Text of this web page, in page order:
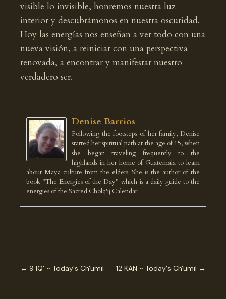
visible lo invisible, honremos nuestra luz
interior y descubrámonos en nuestra oscuridad.
Hoy las energías nos enseñan a ver todo con una
nueva visión, a reiniciar con una perspectiva
renovada, a encontrar y manifestar nuestro
verdadero ser.
Denise Barrios
Following the footsteps of her family, Denise
started her spiritual path at the age of 15, when
she began traveling frequently to the
highlands in her home of Guatemala to learn
about Maya culture from the elders. She is the author of the
book "The Energies of the Day" which is a daily guide to the
energies of the Sacred Cholq'ij Calendar.
← 9 IQ' ~ Today's Ch'umil 12 KAN ~ Today's Ch'umil →